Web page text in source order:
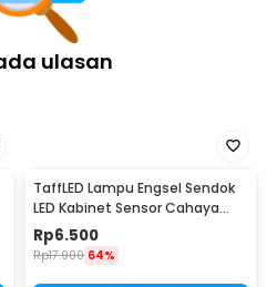
ulasan
TaffLED Lampu Engsel Sendok
LED Kabinet Sensor Cahaya
Cool White 12V - XYD
Rp6.500
Rp17.900 64%